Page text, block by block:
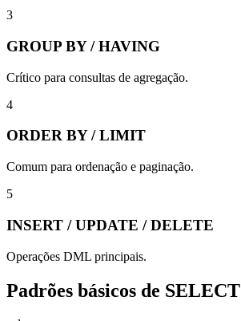
3
GROUP BY / HAVING
Crítico para consultas de agregação.
4
ORDER BY / LIMIT
Comum para ordenação e paginação.
5
INSERT / UPDATE / DELETE
Operações DML principais.
Padrões básicos de SELECT